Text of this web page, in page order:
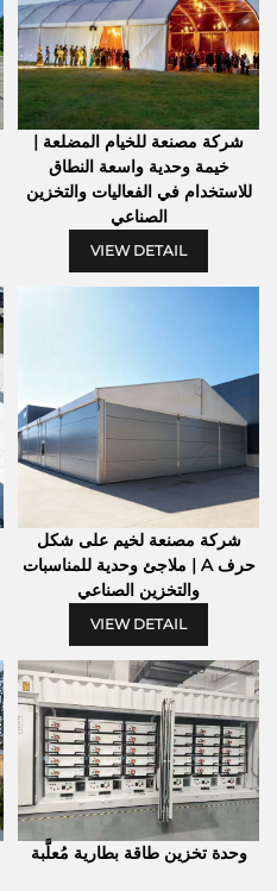
شركة مصنعة للخيام المضلعة |
خيمة وحدية واسعة النطاق
للاستخدام في الفعاليات والتخزين
الصناعي
VIEW DETAIL
شركة مصنعة لخيم على شكل
حرف A | ملاجئ وحدية للمناسبات
والتخزين الصناعي
VIEW DETAIL
وحدة تخزين طاقة بطارية مُعلَّبة